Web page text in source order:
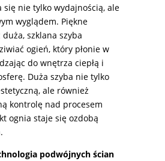
się nie tylko wydajnością, ale
wyglądem. Piękne
szklana szyba
ogień, który płonie w
do wnętrza ciepłą i
Duża szyba nie tylko
ale również
kontrolę nad procesem
ognia staje się ozdobą
podwójnych ścian